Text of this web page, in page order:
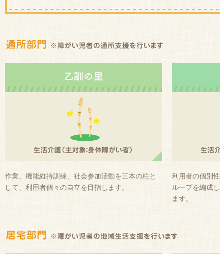
作業、機能維持訓練、社会参加活動を三本の柱と
して、利用者個々の自立を目指します。
利用者の個別
ループを編成
ます。